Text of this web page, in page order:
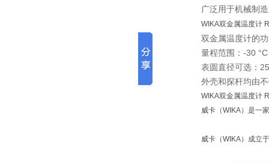
广泛用于机械制
WIKA双金属温度计
双金属温度计的
量程范围：-30
表圆直径可选：
外壳和探杆均由
WIKA双金属温度计
威卡（WIKA）是一
威卡（WIKA）成立